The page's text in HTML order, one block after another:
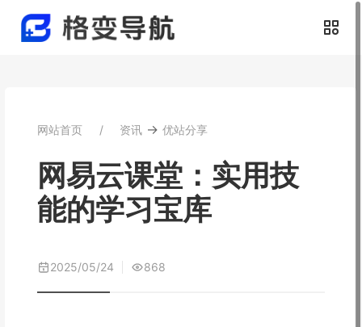
网站首页 资讯 → 优站分享
网易云课堂：实用技
能的学习宝库
2025/05/24 868